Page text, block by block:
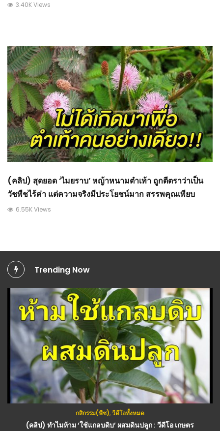
3.40K Views
(คลิป) สุดยอด ‘ไมยราบ’ หญ้าหนามตำเท้า ถูกตีตราว่าเป็น
วัชพืชไร้ค่า แต่ความจริงมีประโยชน์มาก สรรพคุณเพียบ
6.55K Views
Trending Now
กสิกรรม(พืช),วีดีโอทั้งหมด
(คลิป) ทำไมห้าม ‘ใช้แกลบดิบ’ ผสมดินปลูก : วีดีโอ เกษตร